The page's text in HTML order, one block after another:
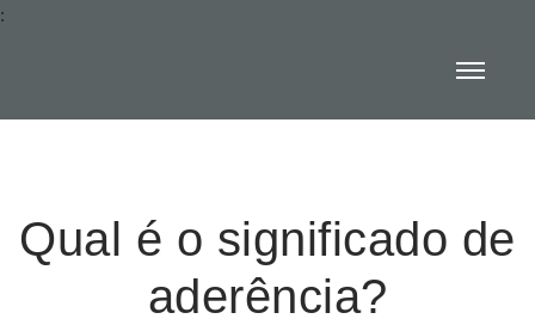
:
Qual é o significado de
aderência?